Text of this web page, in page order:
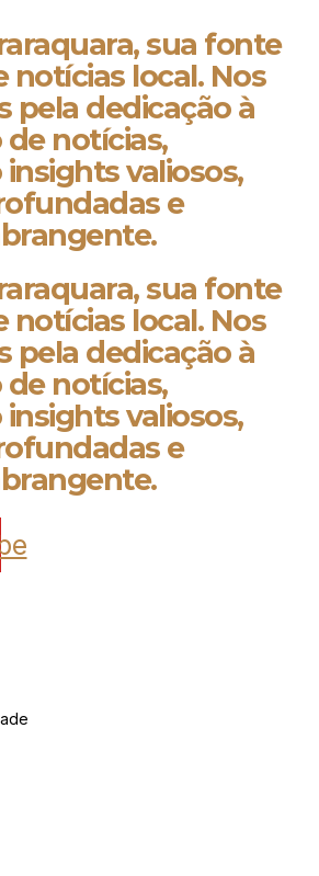
sua fonte
notícias local. Nos
pela dedicação à
notícias,
valiosos,
e
sua fonte
notícias local. Nos
pela dedicação à
notícias,
valiosos,
e